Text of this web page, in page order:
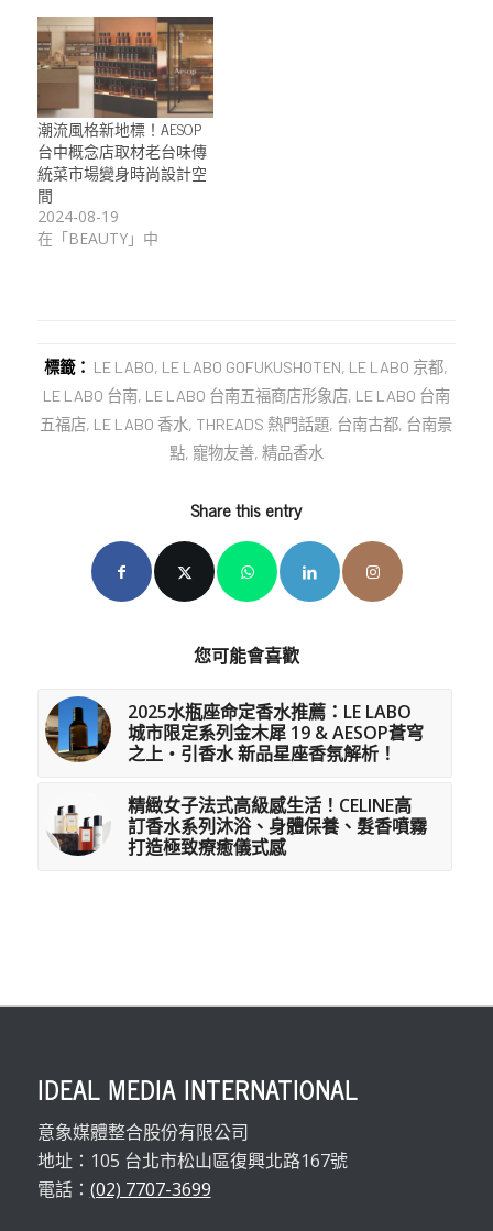
潮流風格新地標！AESOP
台中概念店取材老台味傳
統菜市場變身時尚設計空
間
2024-08-19
在「BEAUTY」中
標籤： LE LABO, LE LABO GOFUKUSHOTEN, LE LABO 京都,
LE LABO 台南, LE LABO 台南五福商店形象店, LE LABO 台南
五福店, LE LABO 香水, THREADS 熱門話題, 台南古都, 台南景
點, 寵物友善, 精品香水
Share this entry
您可能會喜歡
2025水瓶座命定香水推薦：LE LABO
城市限定系列金木犀 19 & AESOP蒼穹
之上・引香水 新品星座香氛解析！
精緻女子法式高級感生活！CELINE高
訂香水系列沐浴、身體保養、髮香噴霧
打造極致療癒儀式感
IDEAL MEDIA INTERNATIONAL
意象媒體整合股份有限公司
地址：105 台北市松山區復興北路167號
電話： (02) 7707-3699